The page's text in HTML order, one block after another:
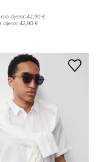
cijena:42,90 €
cijena:42,90 €